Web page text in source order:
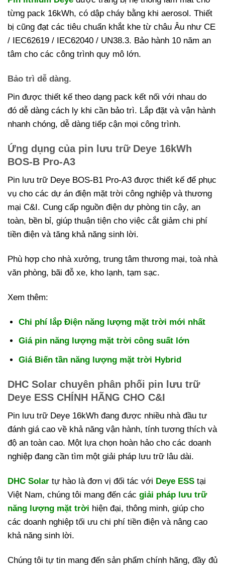
từng pack 16kWh, có dập cháy bằng khi aerosol. Thiết
bị cũng đạt các tiêu chuẩn khắt khe từ châu Âu như CE
/ IEC62619 / IEC62040 / UN38.3. Bảo hành 10 năm an
tâm cho các công trình quy mô lớn.
Bảo trì dễ dàng.
Pin được thiết kế theo dạng pack kết nối với nhau do
đó dễ dàng cách ly khi cần bảo trì. Lắp đặt và vận hành
nhanh chóng, dễ dàng tiếp cận mọi công trình.
Ứng dụng của pin lưu trữ Deye 16kWh
BOS-B Pro-A3
Pin lưu trữ Deye BOS-B1 Pro-A3 được thiết kế để phục
vụ cho các dự án điện mặt trời công nghiệp và thương
mại C&I. Cung cấp nguồn điện dự phòng tin cậy, an
toàn, bền bỉ, giúp thuận tiện cho việc cắt giảm chi phí
tiền điện và tăng khả năng sinh lời.
Phù hợp cho nhà xưởng, trung tâm thương mại, toà nhà
văn phòng, bãi đỗ xe, kho lạnh, tạm sạc.
Xem thêm:
Chi phí lắp Điện năng lượng mặt trời mới nhất
Giá pin năng lượng mặt trời công suất lớn
Giá Biến tần năng lượng mặt trời Hybrid
DHC Solar chuyên phân phối pin lưu trữ
Deye ESS CHÍNH HÃNG CHO C&I
Pin lưu trữ Deye 16kWh đang được nhiều nhà đầu tư
đánh giá cao về khả năng vận hành, tính tương thích và
độ an toàn cao. Một lựa chọn hoàn hảo cho các doanh
nghiệp đang cần tìm một giải pháp lưu trữ lâu dài.
DHC Solar tự hào là đơn vị đối tác với Deye ESS tại
Việt Nam, chúng tôi mang đến các giải pháp lưu trữ
năng lượng mặt trời hiện đại, thông minh, giúp cho
các doanh nghiệp tối ưu chi phí tiền điện và nâng cao
khả năng sinh lời.
Chúng tôi tự tin mang đến sản phẩm chính hãng, đầy đủ